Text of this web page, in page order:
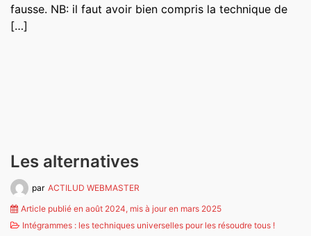
fausse. NB: il faut avoir bien compris la technique de
[…]
Les alternatives
par ACTILUD WEBMASTER
Article publié en août 2024, mis à jour en mars 2025
Intégrammes : les techniques universelles pour les résoudre tous !